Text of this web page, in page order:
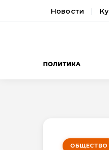
Новости
ПОЛИТИКА
ОБЩЕСТВО